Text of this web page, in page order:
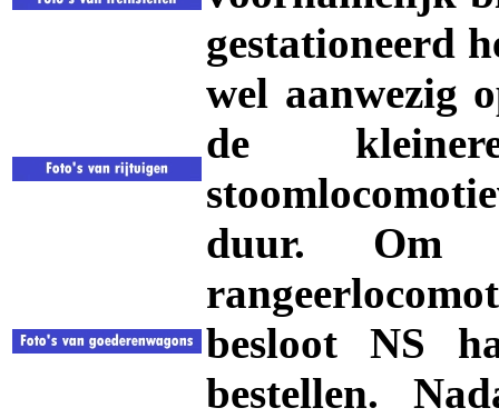
gestationeerd
wel aanwezig
de
duur. Om
besloot NS
bestellen.